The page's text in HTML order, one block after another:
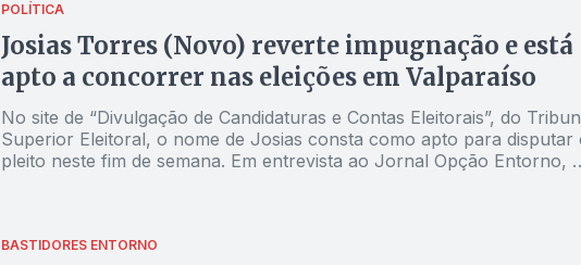
POLÍTICA
Josias Torres (Novo) reverte impugnação e está
apto a concorrer nas eleições em Valparaíso
No site de “Divulgação de Candidaturas e Contas Eleitorais”, do
Superior Eleitoral, o nome de Josias consta como apto para disputar
pleito neste fim de semana. Em entrevista ao Jornal Opção Entorno, o
BASTIDORES ENTORNO